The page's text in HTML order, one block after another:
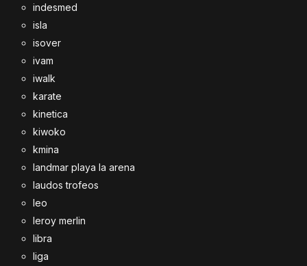
indesmed
isla
isover
ivam
iwalk
karate
kinetica
kiwoko
kmina
landmar playa la arena
laudos trofeos
leo
leroy merlin
libra
liga